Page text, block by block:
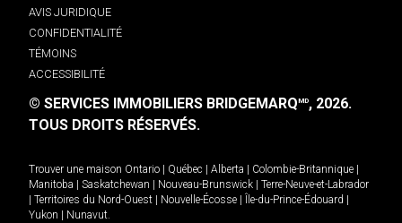
AVIS JURIDIQUE
CONFIDENTIALITÉ
TÉMOINS
ACCESSIBILITÉ
© SERVICES IMMOBILIERS BRIDGEMARQMD, 2026.
TOUS DROITS RÉSERVÉS.
Trouver une maison Ontario Québec Alberta Colombie-Britannique
Manitoba
Saskatchewan Nouveau-Brunswick
Terre-Neuve-et-Labrador
Territoires du Nord-Ouest Nouvelle-Écosse Île-du-Prince-Édouard
Yukon
Nunavut.